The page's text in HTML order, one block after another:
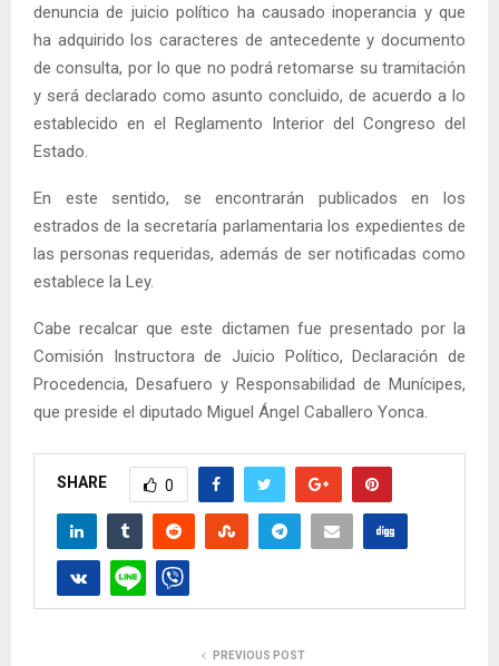
denuncia de juicio político ha causado inoperancia y que
ha adquirido los caracteres de antecedente y documento
de consulta, por lo que no podrá retomarse su tramitación
y será declarado como asunto concluido, de acuerdo a lo
establecido en el Reglamento Interior del Congreso del
Estado.
En este sentido, se encontrarán publicados en los
estrados de la secretaría parlamentaria los expedientes de
las personas requeridas, además de ser notificadas como
establece la Ley.
Cabe recalcar que este dictamen fue presentado por la
Comisión Instructora de Juicio Político, Declaración de
Procedencia, Desafuero y Responsabilidad de Munícipes,
que preside el diputado Miguel Ángel Caballero Yonca.
SHARE 0
PREVIOUS POST